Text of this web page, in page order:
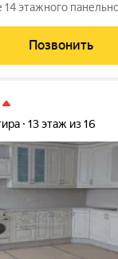
14 этажного
комнаты
Позвонить
13 этаж из 16